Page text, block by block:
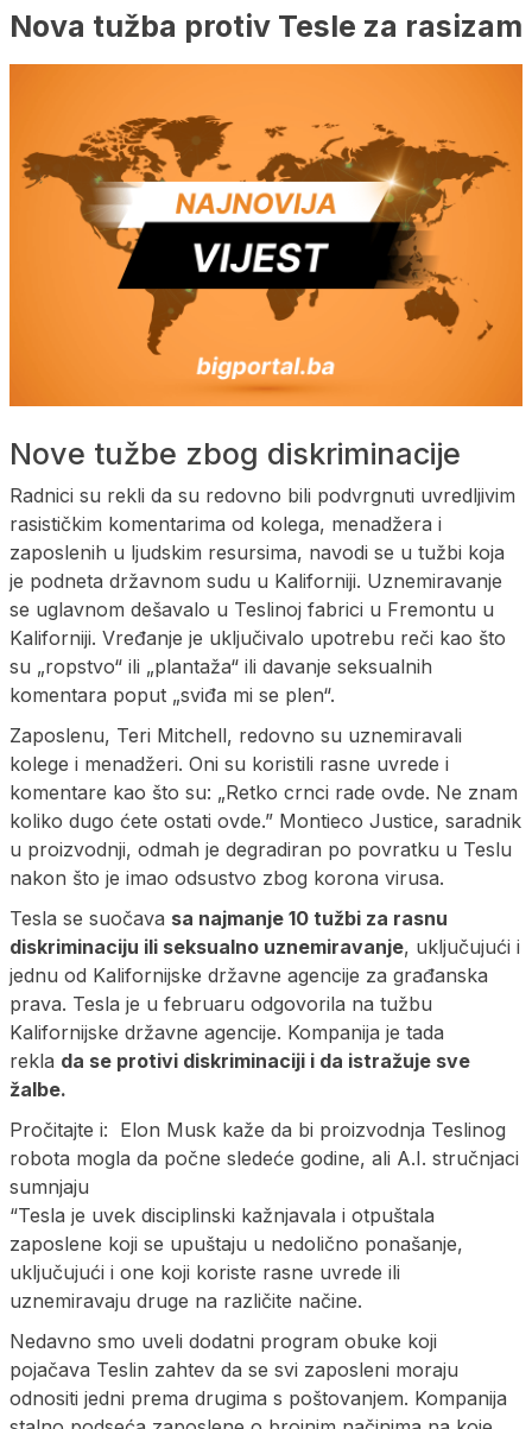
Nova tužba protiv Tesle za rasizam
Nove tužbe zbog diskriminacije
Radnici su rekli da su redovno bili podvrgnuti uvredljivim
rasističkim komentarima od kolega, menadžera i
zaposlenih u ljudskim resursima, navodi se u tužbi koja
je podneta državnom sudu u Kaliforniji. Uznemiravanje
se uglavnom dešavalo u Teslinoj fabrici u Fremontu u
Kaliforniji. Vređanje je uključivalo upotrebu reči kao što
su „ropstvo“ ili „plantaža“ ili davanje seksualnih
komentara poput „sviđa mi se plen“.
Zaposlenu, Teri Mitchell, redovno su uznemiravali
kolege i menadžeri. Oni su koristili rasne uvrede i
komentare kao što su: „Retko crnci rade ovde. Ne znam
koliko dugo ćete ostati ovde.” Montieco Justice, saradnik
u proizvodnji, odmah je degradiran po povratku u Teslu
nakon što je imao odsustvo zbog korona virusa.
Tesla se suočava sa najmanje 10 tužbi za rasnu
diskriminaciju ili seksualno uznemiravanje, uključujući i
jednu od Kalifornijske državne agencije za građanska
prava. Tesla je u februaru odgovorila na tužbu
Kalifornijske državne agencije. Kompanija je tada
rekla da se protivi diskriminaciji i da istražuje sve
žalbe.
Pročitajte i: Elon Musk kaže da bi proizvodnja Teslinog
robota mogla da počne sledeće godine, ali A.I. stručnjaci
sumnjaju
“Tesla je uvek disciplinski kažnjavala i otpuštala
zaposlene koji se upuštaju u nedolično ponašanje,
uključujući i one koji koriste rasne uvrede ili
uznemiravaju druge na različite načine.
Nedavno smo uveli dodatni program obuke koji
pojačava Teslin zahtev da se svi zaposleni moraju
odnositi jedni prema drugima s poštovanjem. Kompanija